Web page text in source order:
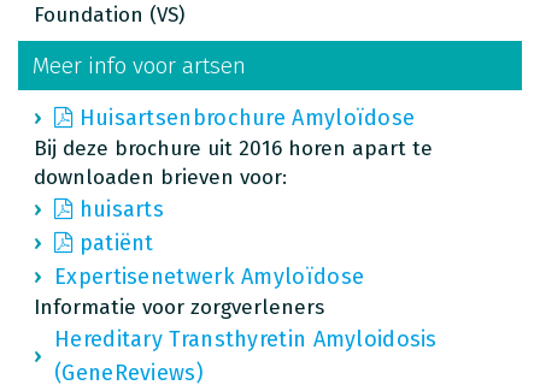
Foundation (VS)
Meer info voor artsen
Huisartsenbrochure Amyloïdose
Bij deze brochure uit 2016 horen apart te
downloaden brieven voor:
huisarts
patiënt
Expertisenetwerk Amyloïdose
Informatie voor zorgverleners
Hereditary Transthyretin Amyloidosis
(GeneReviews)